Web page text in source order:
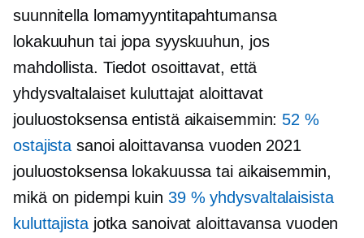
suunnitella lomamyyntitapahtumansa
lokakuuhun tai jopa syyskuuhun, jos
mahdollista. Tiedot osoittavat, että
yhdysvaltalaiset kuluttajat aloittavat
jouluostoksensa entistä aikaisemmin: 52 %
ostajista sanoi aloittavansa vuoden 2021
jouluostoksensa lokakuussa tai aikaisemmin,
mikä on pidempi kuin 39 % yhdysvaltalaisista
kuluttajistajotka sanoivat aloittavansa vuoden